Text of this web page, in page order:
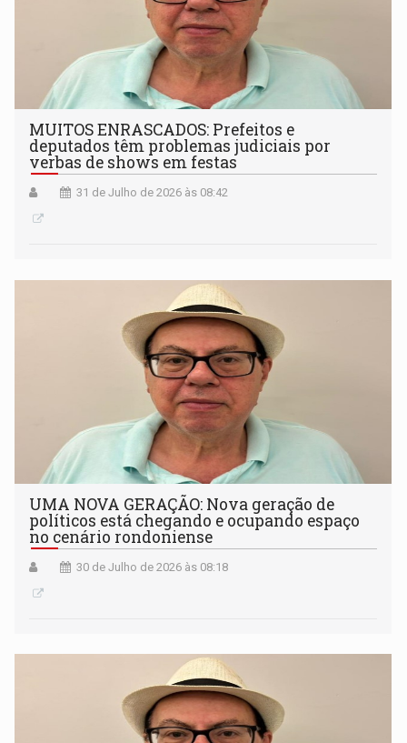
MUITOS ENRASCADOS: Prefeitos e
deputados têm problemas judiciais por
verbas de shows em festas
31 de Julho de 2026 às 08:42
UMA NOVA GERAÇÃO: Nova geração de
políticos está chegando e ocupando espaço
no cenário rondoniense
30 de Julho de 2026 às 08:18